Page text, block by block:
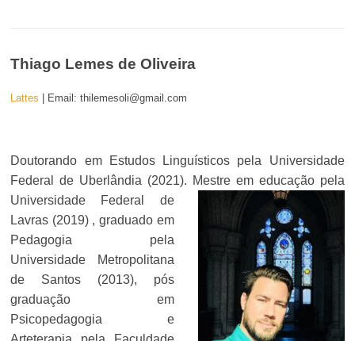
Thiago Lemes de Oliveira
Lattes | Email: thilemesoli@gmail.com
Doutorando em Estudos Linguísticos pela Universidade
Federal de Uberlândia (2021). Mestre em educação pela
Universidade Federal de
Lavras (2019) , graduado em
Pedagogia pela
Universidade Metropolitana
de Santos (2013), pós
graduação em
Psicopedagogia e